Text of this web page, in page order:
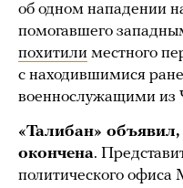
об одном нападении
помогавшего
похитили местного
с находившимися
военнослужащими из
«Талибан»
окончена.
политического